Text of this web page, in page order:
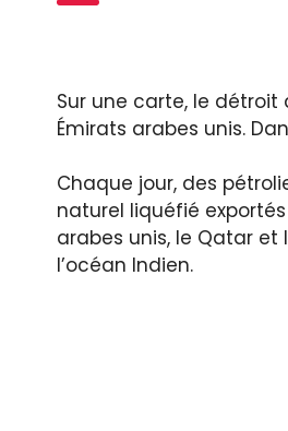
Sur une carte, le détroit
Émirats arabes unis.
Chaque jour, des
naturel liquéfié exportés
arabes unis, le Qatar
l’océan Indien.